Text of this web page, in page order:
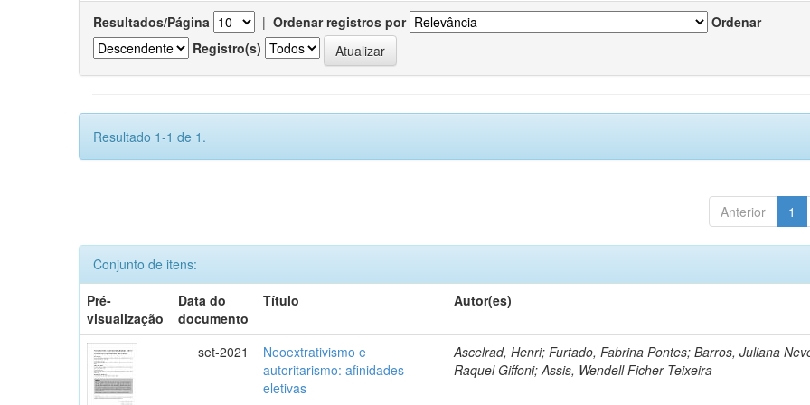
Resultados/Página | Ordenar registros por
Ordenar
Registro(s)
Resultado 1-1 de 1.
Anterior 1
Conjunto de itens:
Pré-
visualização
Data do
documento
Título Autor(es)
set-2021
Neoextrativismo e
autoritarismo: afinidades
eletivas
Ascelrad, Henri; Furtado, Fabrina Pontes; Barros, Juliana
Raquel Giffoni; Assis, Wendell Ficher Teixeira